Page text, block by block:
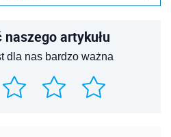
artykułu
dla nas bardzo ważna